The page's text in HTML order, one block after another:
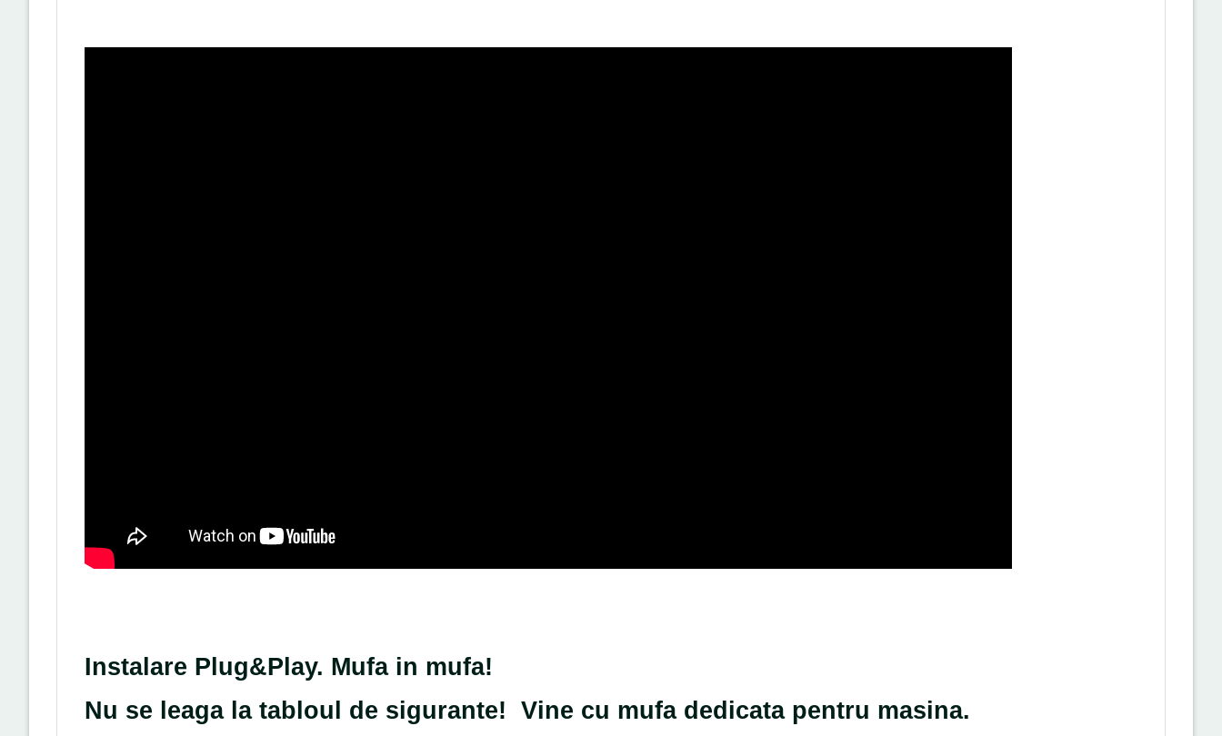
Instalare Plug&Play. Mufa in mufa!
Nu se leaga la tabloul de sigurante! Vine cu mufa dedicata pentru masina.